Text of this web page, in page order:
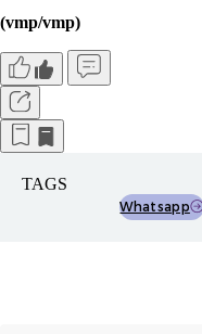
(vmp/vmp)
TAGS
Whatsapp